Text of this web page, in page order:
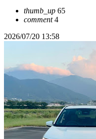
thumb_up 65
comment4
2026/07/20 13:58